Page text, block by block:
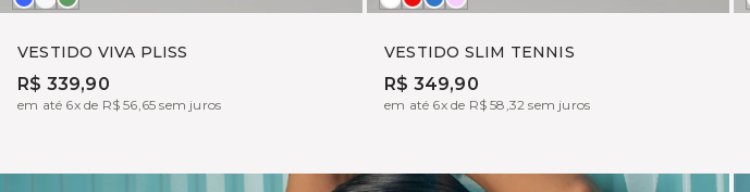
VESTIDO VIVA PLISS
R$ 339,90
em até 6x de R$ 56,65 sem juros
AZUL
OFFVERDANT
VESTIDO SLIM TENNIS
R$ 349,90
em até 6x de R$ 58,32 sem juros
Branco
APPLE
AZULROSA